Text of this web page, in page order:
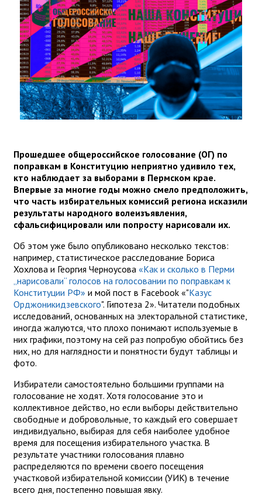
Прошедшее общероссийское голосование (ОГ) по
поправкам в Конституцию неприятно удивило тех,
кто наблюдает за выборами в Пермском крае.
Впервые за многие годы можно смело предположить,
что часть избирательных комиссий региона исказили
результаты народного волеизъявления,
сфальсифицировали или попросту нарисовали их.
Об этом уже было опубликовано несколько текстов:
например, статистическое расследование Бориса
Хохлова и Георгия Черноусова «Как и сколько в Перми
„нарисовали“ голосов на голосовании по поправкам к
Конституции РФ» и мой пост в Facebook «"Казус
Орджоникидзевского". Гипотеза 2». Читатели подобных
исследований, основанных на электоральной статистике,
иногда жалуются, что плохо понимают используемые в
них графики, поэтому на сей раз попробую обойтись без
них, но для наглядности и понятности будут таблицы и
фото.
Избиратели самостоятельно большими группами на
голосование не ходят. Хотя голосование это и
коллективное действо, но если выборы действительно
свободные и добровольные, то каждый его совершает
индивидуально, выбирая для себя наиболее удобное
время для посещения избирательного участка. В
результате участники голосования плавно
распределяются по времени своего посещения
участковой избирательной комиссии (УИК) в течение
всего дня, постепенно повышая явку.